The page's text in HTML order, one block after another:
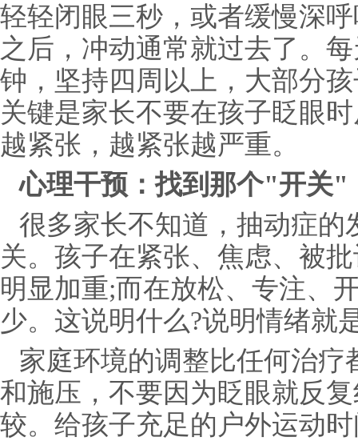
轻轻闭眼三秒，或者缓慢深
之后，冲动通常就过去了。
钟，坚持四周以上，大部分
关键是家长不要在孩子眨眼
越紧张，越紧张越严重。
心理干预：找到那个"开关"
很多家长不知道，抽动症
关。孩子在紧张、焦虑、被
明显加重;而在放松、专注、
少。这说明什么?说明情绪就
家庭环境的调整比任何治
和施压，不要因为眨眼就反
较。给孩子充足的户外运动